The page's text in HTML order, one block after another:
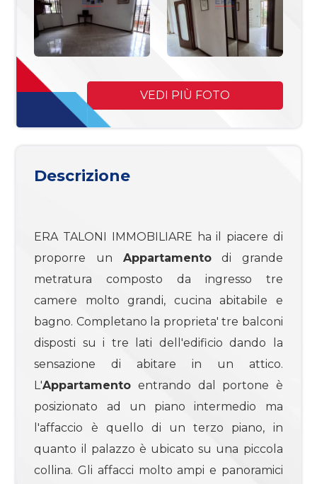
VEDI PIÙ FOTO
Descrizione
ERA TALONI IMMOBILIARE ha il piacere di
proporre un Appartamentodi grande
metratura composto da ingresso tre
camere molto grandi, cucina abitabile e
bagno. Completano la proprieta' tre balconi
disposti su i tre lati dell'edificio dando la
sensazione di abitare in un attico.
L'Appartamento entrando dal portone è
posizionato ad un piano intermedio ma
l'affaccio è quello di un terzo piano, in
quanto il palazzo è ubicato su una piccola
collina. Gli affacci molto ampi e panoramici
Totale
Qualsiasi
1
2
3
4